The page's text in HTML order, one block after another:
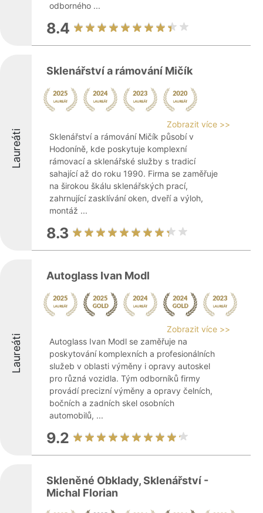
odborného ...
8.4
Laureáti
Sklenářství a rámování Mičík
Zobrazit více >>
Sklenářství a rámování Mičík působí v
Hodoníně, kde poskytuje komplexní
rámovací a sklenářské služby s tradicí
sahající až do roku 1990. Firma se zaměřuje
na širokou škálu sklenářských prací,
zahrnující zasklívání oken, dveří a výloh,
montáž ...
8.3
Laureáti
Autoglass Ivan Modl
Zobrazit více >>
Autoglass Ivan Modl se zaměřuje na
poskytování komplexních a profesionálních
služeb v oblasti výměny i opravy autoskel
pro různá vozidla. Tým odborníků firmy
provádí precizní výměny a opravy čelních,
bočních a zadních skel osobních
automobilů, ...
9.2
Skleněné Obklady, Sklenářství -
Michal Florian